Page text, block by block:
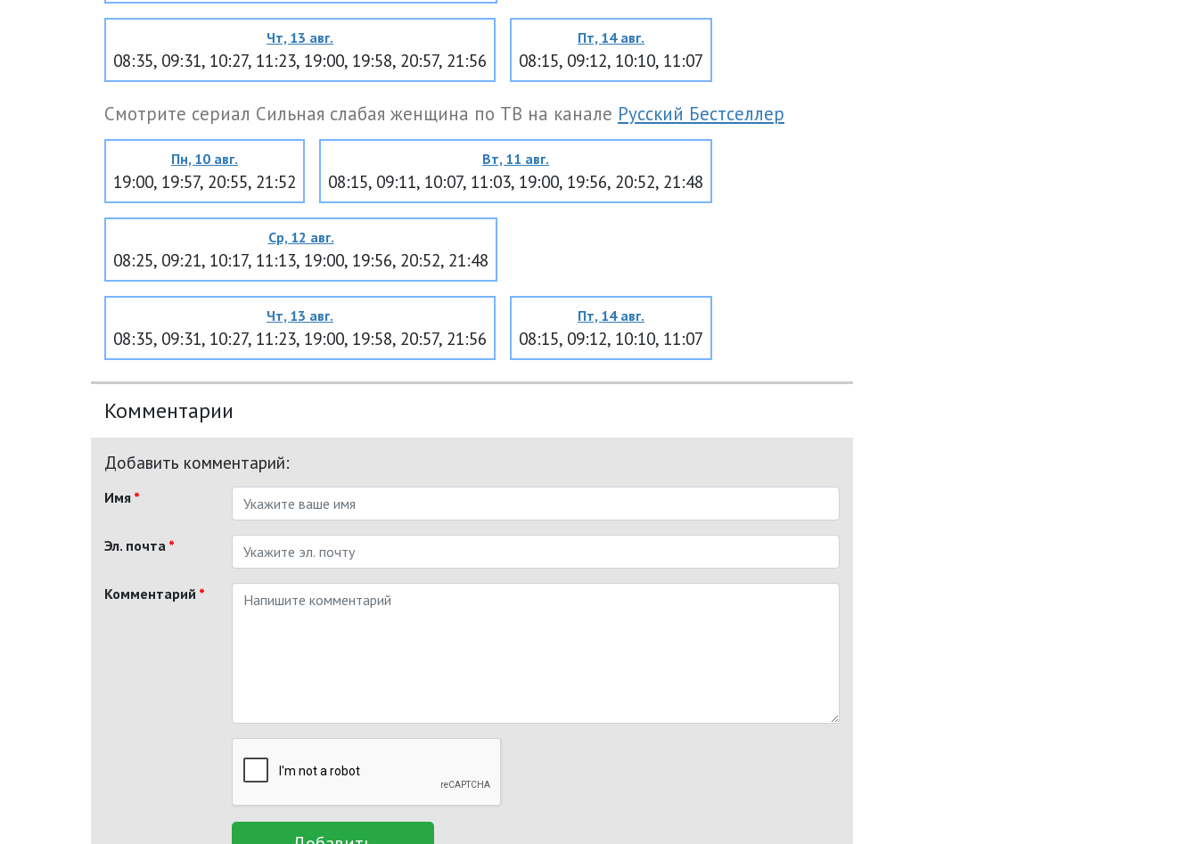
Чт, 13 авг.
08:35, 09:31, 10:27, 11:23, 19:00, 19:58, 20:57, 21:56
Пт, 14 авг.
08:15, 09:12, 10:10, 11:07
Смотрите сериал Сильная слабая женщина по ТВ на канале Русский Бестселлер
Пн, 10 авг.
19:00, 19:57, 20:55, 21:52
Вт, 11 авг.
08:15, 09:11, 10:07, 11:03, 19:00, 19:56, 20:52, 21:48
Ср, 12 авг.
08:25, 09:21, 10:17, 11:13, 19:00, 19:56, 20:52, 21:48
Чт, 13 авг.
08:35, 09:31, 10:27, 11:23, 19:00, 19:58, 20:57, 21:56
Пт, 14 авг.
08:15, 09:12, 10:10, 11:07
Комментарии
Добавить комментарий:
Имя *
Эл. почта *
Комментарий *